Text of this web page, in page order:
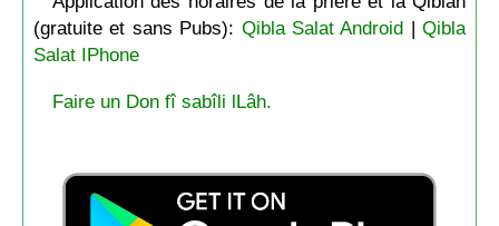
(gratuite et sans Pubs): Qibla Salat Android |Qibla
Salat IPhone
Faire un Don fî sabîli lLâh.